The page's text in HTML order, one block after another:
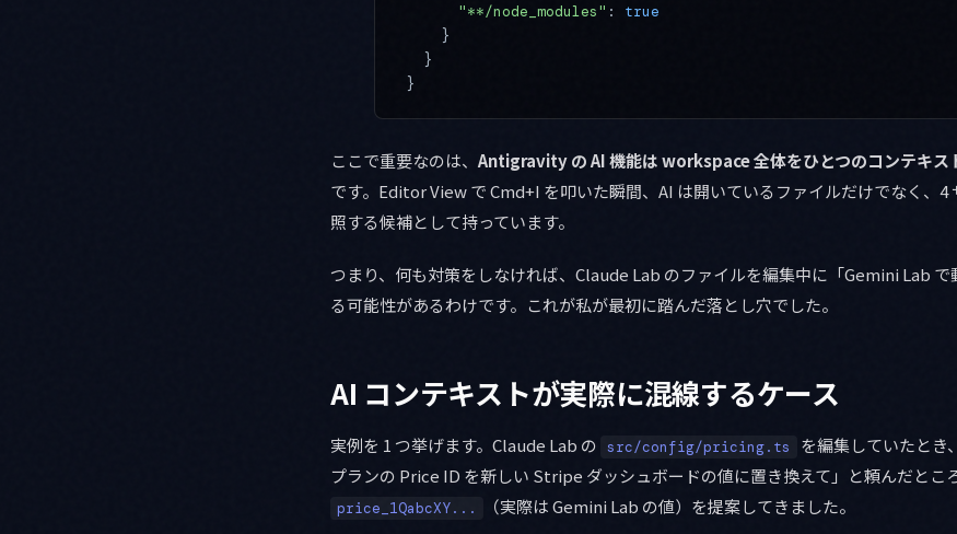
      "**/node_modules"
: true
    }
  }
}
ここで重要なのは、 Antigravity の AI 機能は workspace 全体をひとつのコンテキス
です。Editor View で Cmd+I を叩いた瞬間、AI は開いているファイルだけでなく、4
照する候補として持っています。
つまり、何も対策をしなければ、Claude Lab のファイルを編集中に「Gemini Lab
る可能性があるわけです。これが私が最初に踏んだ落とし穴でした。
AI コンテキストが実際に混線するケース
実例を 1 つ挙げます。Claude Lab の src/config/pricing.ts
を編集していたと
プランの Price ID を新しい Stripe ダッシュボードの値に置き換えて」と頼んだとこ
price_1QabcXY... （実際は Gemini Lab の値）を提案してきました。